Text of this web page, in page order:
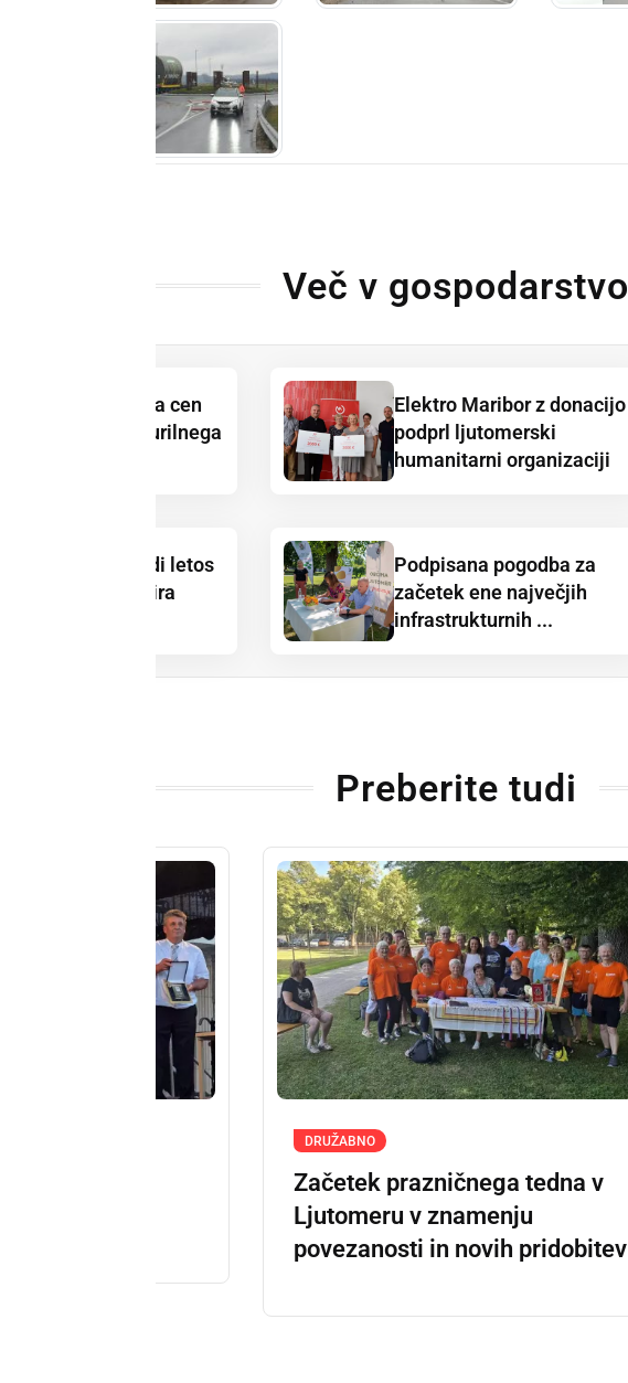
Več v gospodarstvo
V torek sprememba cen
bencina, dizla in kurilnega
Elektro Maribor z donacijo
podprl ljutomerski
humanitarni organizaciji
Elektro Maribor tudi letos
z donacijami podpira
Podpisana pogodba za
začetek ene največjih
infrastrukturnih ...
Preberite tudi
DRUŽABNO
Začetek prazničnega tedna v
Ljutomeru v znamenju
povezanosti in novih pridobitev